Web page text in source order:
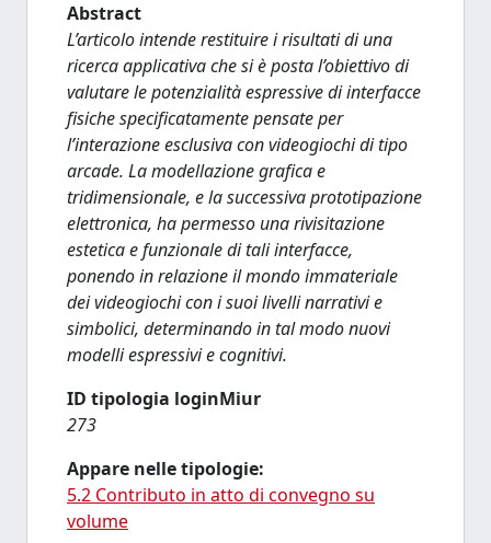
Abstract
L’articolo intende restituire i risultati di una
ricerca applicativa che si è posta l’obiettivo di
valutare le potenzialità espressive di interfacce
fisiche specificatamente pensate per
l’interazione esclusiva con videogiochi di tipo
arcade. La modellazione grafica e
tridimensionale, e la successiva prototipazione
elettronica, ha permesso una rivisitazione
estetica e funzionale di tali interfacce,
ponendo in relazione il mondo immateriale
dei videogiochi con i suoi livelli narrativi e
simbolici, determinando in tal modo nuovi
modelli espressivi e cognitivi.
ID tipologia loginMiur
273
Appare nelle tipologie:
5.2 Contributo in atto di convegno su
volume